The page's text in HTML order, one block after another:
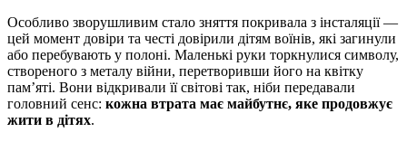
Особливо зворушливим стало зняття покривала з інсталяції —
цей момент довіри та честі довірили дітям воїнів, які загинули
або перебувають у полоні. Маленькі руки торкнулися символу,
створеного з металу війни, перетворивши його на квітку
пам’яті. Вони відкривали її світові так, ніби передавали
головний сенс: кожна втрата має майбутнє, яке продовжує
жити в дітях.